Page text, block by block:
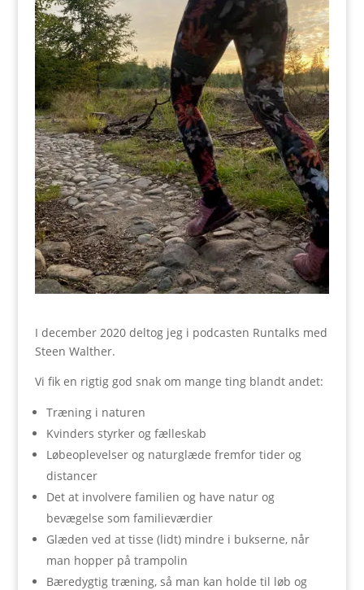
I december 2020 deltog jeg i podcasten Runtalks med
Steen Walther.
Vi fik en rigtig god snak om mange ting blandt andet:
Træning i naturen
Kvinders styrker og fælleskab
Løbeoplevelser og naturglæde fremfor tider og
distancer
Det at involvere familien og have natur og
bevægelse som familieværdier
Glæden ved at tisse (lidt) mindre i bukserne, når
man hopper på trampolin
Bæredygtig træning, så man kan holde til løb og